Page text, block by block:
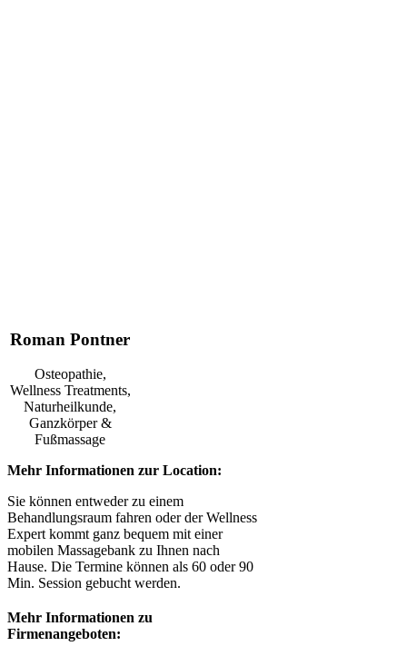
Roman Pontner
Osteopathie,
Wellness Treatments,
Naturheilkunde,
Ganzkörper &
Fußmassage
Mehr Informationen zur Location:
Sie können entweder zu einem
Behandlungsraum fahren oder der Wellness
Expert kommt ganz bequem mit einer
mobilen Massagebank zu Ihnen nach
Hause. Die Termine können als 60 oder 90
Min. Session gebucht werden.
Mehr Informationen zu
Firmenangeboten: